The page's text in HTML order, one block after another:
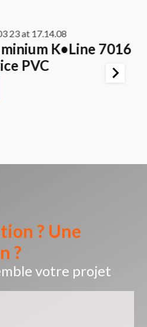
K•Line 7016
PVC
? Une
?
votre projet